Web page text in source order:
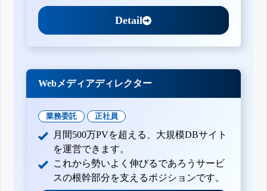
Detail
Webメディアディレクター
業務委託 正社員
月間500万PVを超える、大規模DBサイト
を運営できます。
これから勢いよく伸びるであろうサービ
スの根幹部分を支えるポジションです。